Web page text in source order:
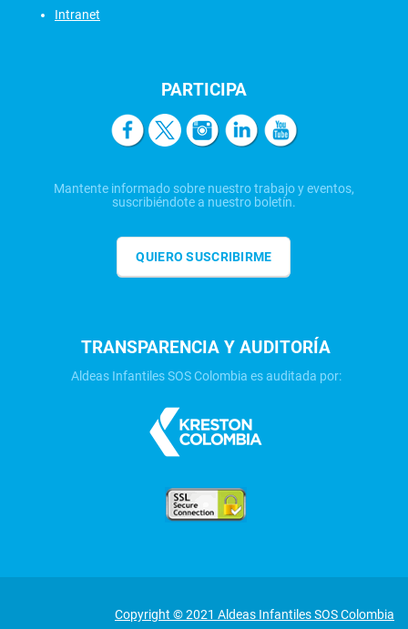
Intranet
PARTICIPA
Mantente informado sobre nuestro trabajo y eventos,
suscribiéndote a nuestro boletín.
QUIERO SUSCRIBIRME
TRANSPARENCIA Y AUDITORÍA
Aldeas Infantiles SOS Colombia es auditada por:
Copyright © 2021 Aldeas Infantiles SOS Colombia